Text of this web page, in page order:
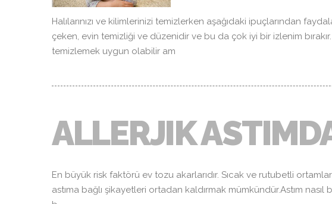
Halılarınızı ve kilimlerinizi temizlerken aşağıdaki ipuçlarından
çeken, evin temizliği ve düzenidir ve bu da çok iyi bir izlenim
temizlemek uygun olabilir am
ALLERJIK
En büyük risk faktörü ev tozu akarlarıdır. Sıcak ve rutubetli
astıma bağlı şikayetleri ortadan kaldırmak mümkündür.Astım